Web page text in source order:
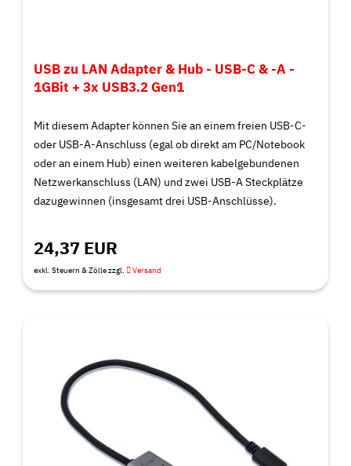
USB zu LAN Adapter & Hub - USB-C & -A -
1GBit + 3x USB3.2 Gen1
Mit diesem Adapter können Sie an einem freien USB-C-
oder USB-A-Anschluss (egal ob direkt am PC/Notebook
oder an einem Hub) einen weiteren kabelgebundenen
Netzwerkanschluss (LAN) und zwei USB-A Steckplätze
dazugewinnen (insgesamt drei USB-Anschlüsse).
24,37 EUR
exkl. Steuern & Zölle zzgl. Versand